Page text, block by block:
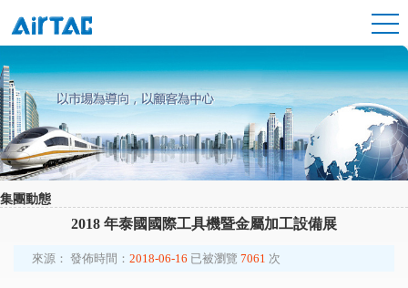
集團動態
2018 年泰國國際工具機暨金屬加工設備展
來源： 發佈時間： 2018-06-16 已被瀏覽 7061 次